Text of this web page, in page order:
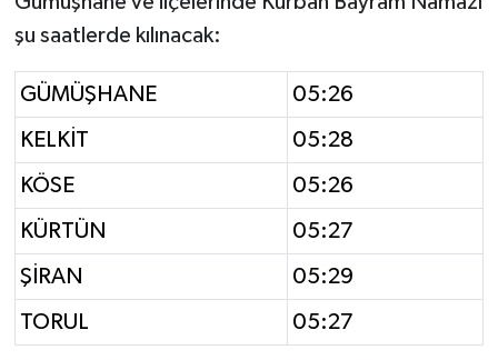
şu saatlerde kılınacak:
GÜMÜŞHANE 05:26
KELKİT 05:28
KÖSE 05:26
KÜRTÜN 05:27
ŞİRAN 05:29
TORUL 05:27
Burdur Müftülüğü
Bursa Müftülüğü
Çanakkale Müftülüğü
Çankırı Müftülüğü
Çorum Müftülüğü
Denizli Müftülüğü
Ekonomi
Duyurular
Podcast
Bilim, Teknoloji
Biyografiler
Diyanet TV